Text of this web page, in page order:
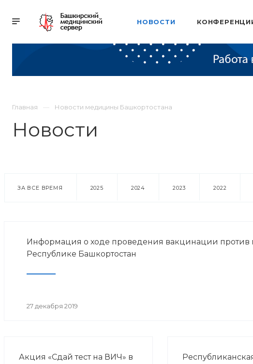
НОВОСТИ
Главная Новости медицины Башкортостана
Новости
ЗА ВСЕ ВРЕМЯ 2025 2024 2023 2022
Информация о ходе проведения вакцинации против
Республике Башкортостан
27 декабря 2019
Акция «Сдай тест на ВИЧ» в